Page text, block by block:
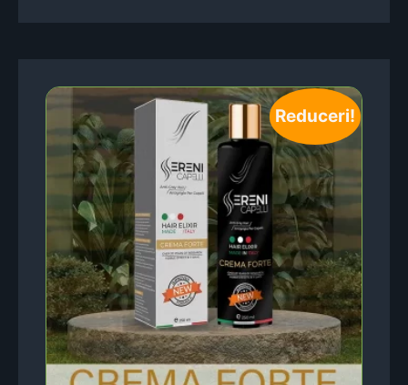
Reduceri!